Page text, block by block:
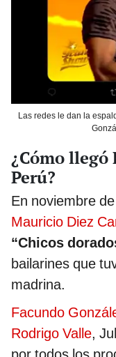
Las redes le dan la
¿Cómo llegó
Perú?
En noviembre
Mauricio Diez
“Chicos
bailarines que
madrina.
Facundo
Rodrigo Valle,